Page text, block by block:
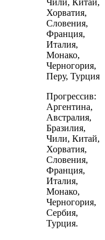
Чили, Китай,
Хорватия,
Словения,
Франция,
Италия,
Монако,
Черногория,
Перу, Турция
Прогрессив:
Аргентина,
Австралия,
Бразилия,
Чили, Китай,
Хорватия,
Словения,
Франция,
Италия,
Монако,
Черногория,
Сербия,
Турция.